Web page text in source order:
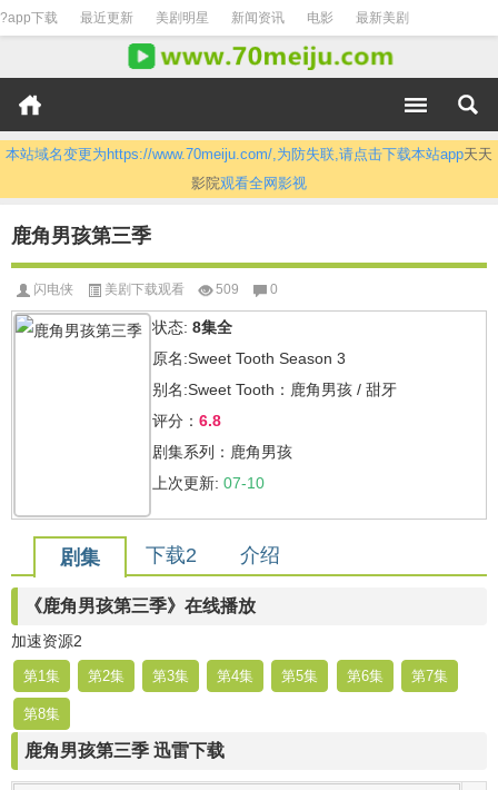
?app下载 最近更新 美剧明星 新闻资讯 电影 最新美剧
本站域名变更为https://www.70meiju.com/,为防失联,请点击下载本站app天天
影院观看全网影视
鹿角男孩第三季
闪电侠 美剧下载观看 509 0
状态: 8集全
原名:Sweet Tooth Season 3
别名:Sweet Tooth：鹿角男孩 / 甜牙
评分： 6.8
剧集系列：鹿角男孩
上次更新: 07-10
剧集 下载2 介绍
《鹿角男孩第三季》在线播放
加速资源2
第1集 第2集 第3集 第4集 第5集 第6集 第7集
第8集
鹿角男孩第三季 迅雷下载